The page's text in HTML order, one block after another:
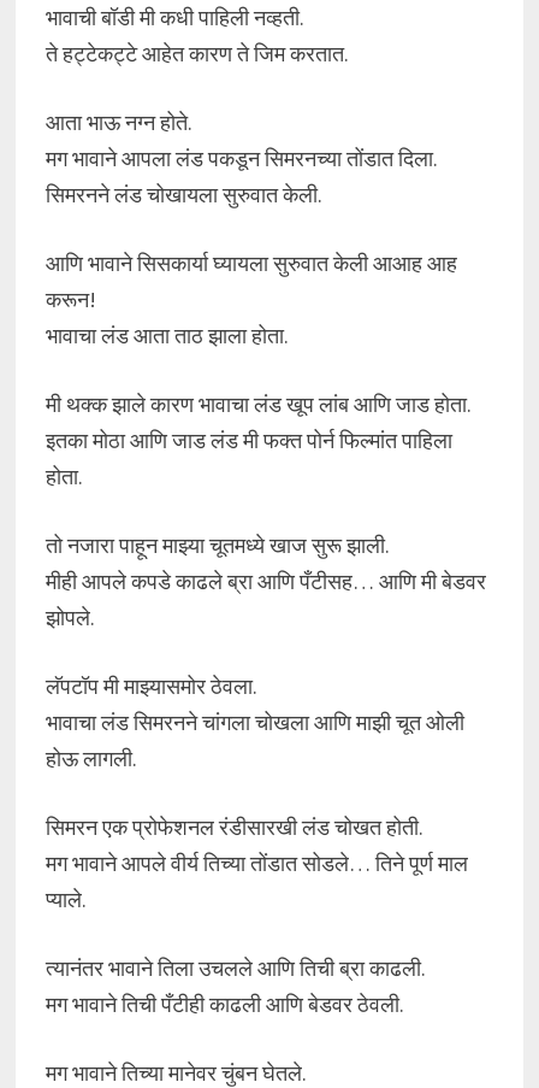
भावाची बॉडी मी कधी पाहिली नव्हती.
ते हट्टेकट्टे आहेत कारण ते जिम करतात.
आता भाऊ नग्न होते.
मग भावाने आपला लंड पकडून सिमरनच्या तोंडात दिला.
सिमरनने लंड चोखायला सुरुवात केली.
आणि भावाने सिसकार्या घ्यायला सुरुवात केली आआह आह
करून!
भावाचा लंड आता ताठ झाला होता.
मी थक्क झाले कारण भावाचा लंड खूप लांब आणि जाड होता.
इतका मोठा आणि जाड लंड मी फक्त पोर्न फिल्मांत पाहिला
होता.
तो नजारा पाहून माझ्या चूतमध्ये खाज सुरू झाली.
मीही आपले कपडे काढले ब्रा आणि पँटीसह… आणि मी बेडवर
झोपले.
लॅपटॉप मी माझ्यासमोर ठेवला.
भावाचा लंड सिमरनने चांगला चोखला आणि माझी चूत ओली
होऊ लागली.
सिमरन एक प्रोफेशनल रंडीसारखी लंड चोखत होती.
मग भावाने आपले वीर्य तिच्या तोंडात सोडले… तिने पूर्ण माल
प्याले.
त्यानंतर भावाने तिला उचलले आणि तिची ब्रा काढली.
मग भावाने तिची पँटीही काढली आणि बेडवर ठेवली.
मग भावाने तिच्या मानेवर चुंबन घेतले.